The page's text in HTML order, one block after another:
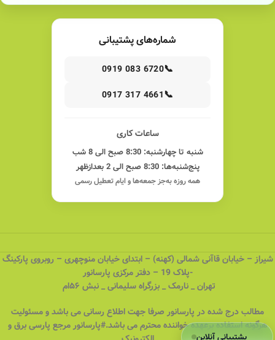
شماره‌های پشتیبانی
📞
0919 083 6720
📞
0917 317 4661
ساعات کاری
شنبه تا چهارشنبه: 8:30 صبح الی 8 شب
پنج‌شنبه‌ها: 8:30 صبح الی 2 بعدازظهر
همه روزه به‌جز جمعه‌ها و ایام تعطیل رسمی
شیراز – خیابان قاآنی شمالی (کهنه) – ابتدای خیابان منوچهری – روبروی پارکینگ
-پلاک 19 – دفتر مرکزی پارسانور
تهران _ نارمک _ بزرگراه سلیمانی _ نبش ۵۶ام
مطالب درج شده در پارسانور صرفا جهت اطلاع رسانی می باشد و مسئولیت
هرگونه استفاده برعهده خواننده محترم می باشد.#پارسانور مرجع پارسی برق و
پشتیبانی آنلاین